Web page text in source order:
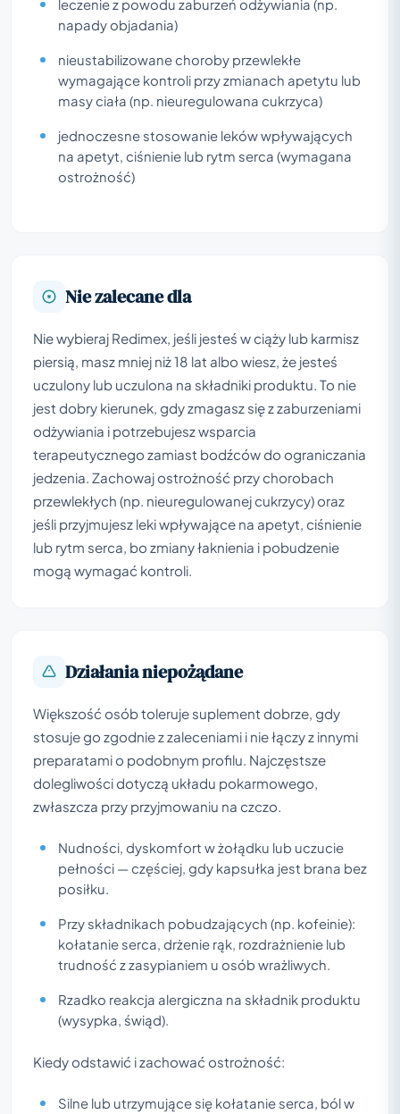
leczenie z powodu zaburzeń odżywiania (np.
napady objadania)
nieustabilizowane choroby przewlekłe
wymagające kontroli przy zmianach apetytu lub
masy ciała (np. nieuregulowana cukrzyca)
jednoczesne stosowanie leków wpływających
na apetyt, ciśnienie lub rytm serca (wymagana
ostrożność)
Nie zalecane dla
Nie wybieraj Redimex, jeśli jesteś w ciąży lub karmisz
piersią, masz mniej niż 18 lat albo wiesz, że jesteś
uczulony lub uczulona na składniki produktu. To nie
jest dobry kierunek, gdy zmagasz się z zaburzeniami
odżywiania i potrzebujesz wsparcia
terapeutycznego zamiast bodźców do ograniczania
jedzenia. Zachowaj ostrożność przy chorobach
przewlekłych (np. nieuregulowanej cukrzycy) oraz
jeśli przyjmujesz leki wpływające na apetyt, ciśnienie
lub rytm serca, bo zmiany łaknienia i pobudzenie
mogą wymagać kontroli.
Działania niepożądane
Większość osób toleruje suplement dobrze, gdy
stosuje go zgodnie z zaleceniami i nie łączy z innymi
preparatami o podobnym profilu. Najczęstsze
dolegliwości dotyczą układu pokarmowego,
zwłaszcza przy przyjmowaniu na czczo.
Nudności, dyskomfort w żołądku lub uczucie
pełności — częściej, gdy kapsułka jest brana bez
posiłku.
Przy składnikach pobudzających (np. kofeinie):
kołatanie serca, drżenie rąk, rozdrażnienie lub
trudność z zasypianiem u osób wrażliwych.
Rzadko reakcja alergiczna na składnik produktu
(wysypka, świąd).
Kiedy odstawić i zachować ostrożność:
Silne lub utrzymujące się kołatanie serca, ból w